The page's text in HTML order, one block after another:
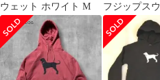
ウェット ホワイト M
フジップス
ツートン ワ